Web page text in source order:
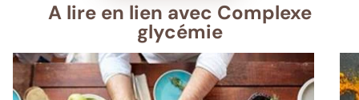
A lire en lien avec Complexe
glycémie